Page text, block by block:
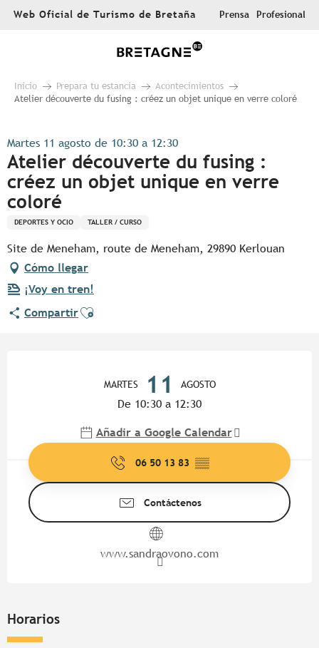
AllerWeb Oficial de Turismo de Bretaña Prensa Profesional
Inicio Prepara tu estancia
Acontecimientos
Atelier découverte du fusing : créez un objet unique en verre coloré
Martes 11 agosto de 10:30 a 12:30
Atelier découverte du fusing :
créez un objet unique en verre
coloré
DEPORTES Y OCIO TALLER / CURSO
Site de Meneham, route de Meneham, 29890 Kerlouan
Cómo llegar
¡Voy en tren!
CompartirAjouter aux favoris
MARTES 11 AGOSTO
De 10:30 a 12:30
Añadir a Google Calendar
06 50 13 83 ▒▒
Contáctenos
www.sandraovono.com
Horarios